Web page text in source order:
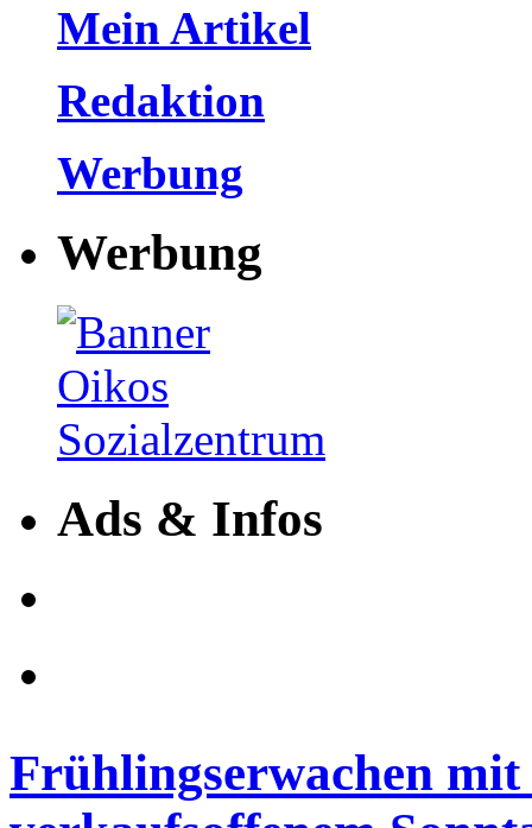
Mein Artikel
Redaktion
Werbung
Werbung
Ads & Infos
Frühlingserwachen